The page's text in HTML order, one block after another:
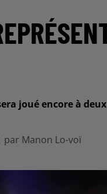
joué encore à
par Manon Lo-voï